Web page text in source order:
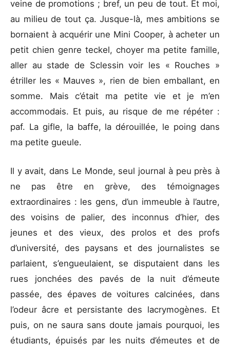
veine de promotions ; bref, un peu de tout. Et moi,
au milieu de tout ça. Jusque-là, mes ambitions se
bornaient à acquérir une Mini Cooper, à acheter un
petit chien genre teckel, choyer ma petite famille,
aller au stade de Sclessin voir les « Rouches »
étriller les « Mauves », rien de bien emballant, en
somme. Mais c’était ma petite vie et je m’en
accommodais. Et puis, au risque de me répéter :
paf. La gifle, la baffe, la dérouillée, le poing dans
ma petite gueule.
Il y avait, dans Le Monde, seul journal à peu près à
ne pas être en grève, des témoignages
extraordinaires : les gens, d’un immeuble à l’autre,
des voisins de palier, des inconnus d’hier, des
jeunes et des vieux, des prolos et des profs
d’université, des paysans et des journalistes se
parlaient, s’engueulaient, se disputaient dans les
rues jonchées des pavés de la nuit d’émeute
passée, des épaves de voitures calcinées, dans
l’odeur âcre et persistante des lacrymogènes. Et
puis, on ne saura sans doute jamais pourquoi, les
étudiants, épuisés par les nuits d’émeutes et de